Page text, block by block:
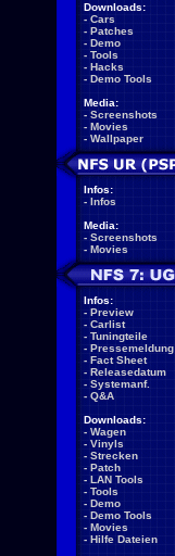
Downloads:
- Cars
- Patches
- Demo
- Tools
- Hacks
- Demo Tools
Media:
- Screenshots
- Movies
- Wallpaper
Infos:
- Infos
Media:
- Screenshots
- Movies
Infos:
- Preview
- Carlist
- Tuningteile
- Pressemeldung
- Fact Sheet
- Releasedatum
- Systemanf.
- Q&A
Downloads:
- Wagen
- Vinyls
- Strecken
- Patch
- LAN Tools
- Tools
- Demo
- Demo Tools
- Movies
- Hilfe Dateien